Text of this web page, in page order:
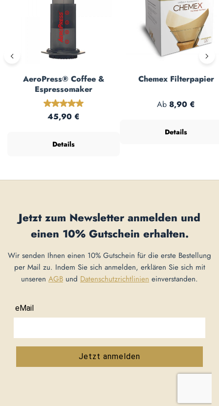
AeroPress® Coffee &
Espressomaker
Durchschnittliche Bewertung von 5 von 5
Regulärer Preis:
45,90 €
Details
Chemex Filterpapier
Regulärer Preis:
Ab 8,90 €
Details
Jetzt zum Newsletter anmelden und
einen 10% Gutschein erhalten.
Wir senden Ihnen einen 10% Gutschein für die erste Bestellung
per Mail zu. Indem Sie sich anmelden, erklären Sie sich mit
unseren AGB und Datenschutzrichtlinien einverstanden.